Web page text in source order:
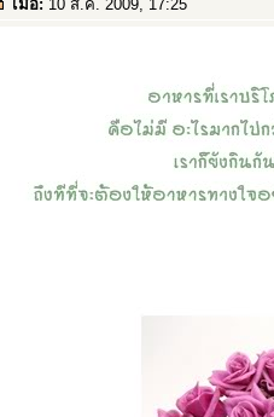
เมื่อ: 10 ส.ค. 2009, 17:25